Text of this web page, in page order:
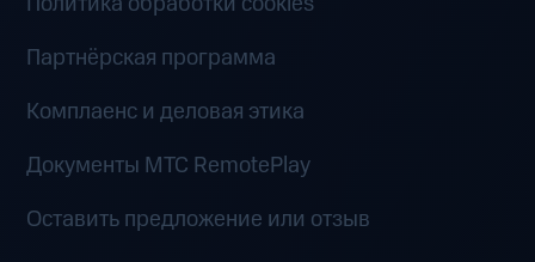
Партнёрская программа
Комплаенс и деловая этика
Документы MTC RemotePlay
Оставить предложение или отзыв